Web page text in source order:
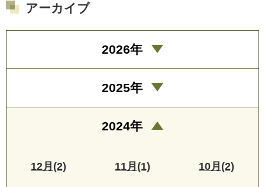
アーカイブ
2026年
2025年
2024年
12月(2) 11月(1) 10月(2)